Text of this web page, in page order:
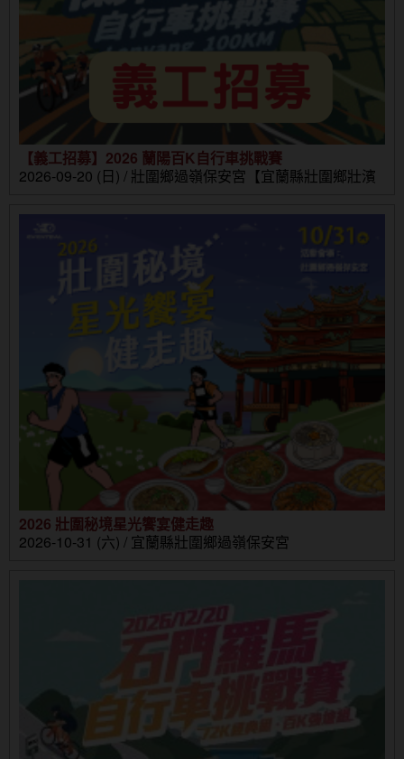
【義工招募】2026 蘭陽百K自行車挑戰賽
2026-09-20 (日) / 壯圍鄉過嶺保安宮【宜蘭縣壯圍鄉壯濱
2026 壯圍秘境星光饗宴健走趣
2026-10-31 (六) / 宜蘭縣壯圍鄉過嶺保安宮